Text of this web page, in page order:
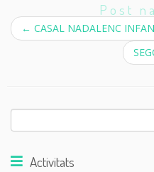
Post
← CASAL NADALENC
Cerca:
Activitats